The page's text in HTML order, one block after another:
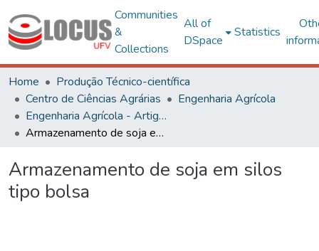
Communities
&
Collections
All of
DSpace
Statistics
Home
Produção Técnico-científica
Centro de Ciências Agrárias
Engenharia Agrícola
Engenharia Agrícola - Artigos
Armazenamento de soja em silos tipo bolsa
Armazenamento de soja em silos
tipo bolsa